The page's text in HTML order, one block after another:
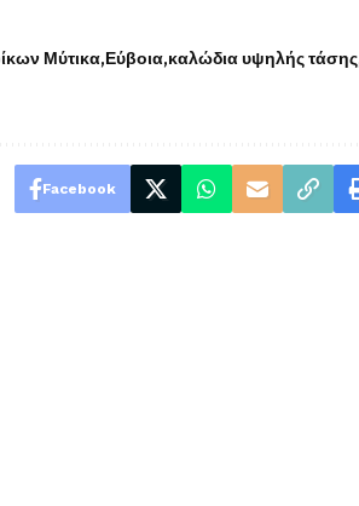
Μύτικα Εύβοια καλώδια υψηλής τάσης
Facebook